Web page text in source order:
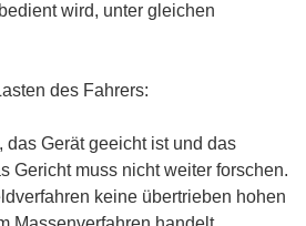
wird, unter gleichen
des Fahrers:
Gerät geeicht ist und das
Gericht muss nicht weiter forschen.
keine übertrieben hohen